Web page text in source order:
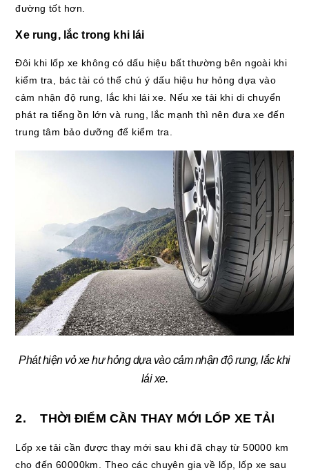
đường tốt hơn.
Xe rung, lắc trong khi lái
Đôi khi lốp xe không có dấu hiệu bất thường bên ngoài khi
kiểm tra, bác tài có thể chú ý dấu hiệu hư hỏng dựa vào
cảm nhận độ rung, lắc khi lái xe. Nếu xe tải khi di chuyển
phát ra tiếng ồn lớn và rung, lắc mạnh thì nên đưa xe đến
trung tâm bảo dưỡng để kiểm tra.
Phát hiện vỏ xe hư hỏng dựa vào cảm nhận độ rung, lắc khi
lái xe.
2. THỜI ĐIỂM CẦN THAY MỚI LỐP XE TẢI
Lốp xe tải cần được thay mới sau khi đã chạy từ 50000 km
cho đến 60000km. Theo các chuyên gia về lốp, lốp xe sau